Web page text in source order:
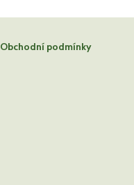
Obchodní podmínky